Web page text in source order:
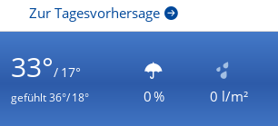
Zur Tagesvorhersage
33°/ 17°
gefühlt36°/ 18° 0 % 0 l/m²